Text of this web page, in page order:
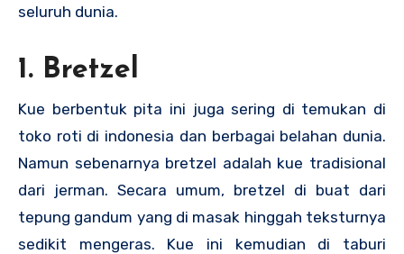
seluruh dunia.
1. Bretzel
Kue berbentuk pita ini juga sering di temukan di
toko roti di indonesia dan berbagai belahan dunia.
Namun sebenarnya bretzel adalah kue tradisional
dari jerman. Secara umum, bretzel di buat dari
tepung gandum yang di masak hinggah teksturnya
sedikit mengeras. Kue ini kemudian di taburi